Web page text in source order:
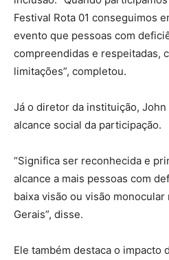
Festival Rota 01 conseguimos
evento que pessoas com
compreendidas e respeitadas,
limitações”, completou.
Já o diretor da instituição,
alcance social da participação.
“Significa ser reconhecida e
alcance a mais pessoas com
baixa visão ou visão
Gerais”, disse.
Ele também destaca o impacto